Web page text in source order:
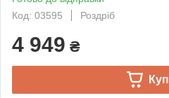
Код: 03595
Роздріб
4 949 ₴